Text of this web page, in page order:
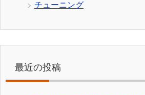
チューニング
最近の投稿